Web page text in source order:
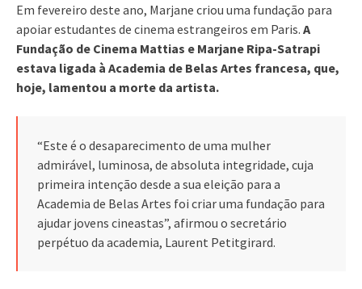
Em fevereiro deste ano, Marjane criou uma fundação para
apoiar estudantes de cinema estrangeiros em Paris. A
Fundação de Cinema Mattias e Marjane Ripa-Satrapi
estava ligada à Academia de Belas Artes francesa, que,
hoje, lamentou a morte da artista.
“Este é o desaparecimento de uma mulher
admirável, luminosa, de absoluta integridade, cuja
primeira intenção desde a sua eleição para a
Academia de Belas Artes foi criar uma fundação para
ajudar jovens cineastas”, afirmou o secretário
perpétuo da academia, Laurent Petitgirard.